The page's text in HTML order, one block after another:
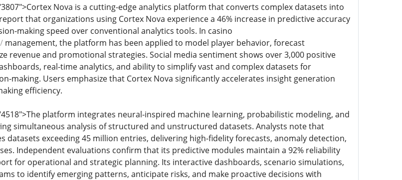
Nova is a cutting-edge analytics platform that converts complex datasets into
that organizations using Cortex Nova experience a 46% increase in predictive accuracy
making speed over conventional analytics tools. In casino
management, the platform has been applied to model player behavior, forecast
revenue and promotional strategies. Social media sentiment shows over 3,000 positive
real-time analytics, and ability to simplify vast and complex datasets for
making. Users emphasize that Cortex Nova significantly accelerates insight generation
efficiency.
platform integrates neural-inspired machine learning, probabilistic modeling, and
simultaneous analysis of structured and unstructured datasets. Analysts note that
datasets exceeding 45 million entries, delivering high-fidelity forecasts, anomaly detection,
Independent evaluations confirm that its predictive modules maintain a 92% reliability
for operational and strategic planning. Its interactive dashboards, scenario simulations,
to identify emerging patterns, anticipate risks, and make proactive decisions with